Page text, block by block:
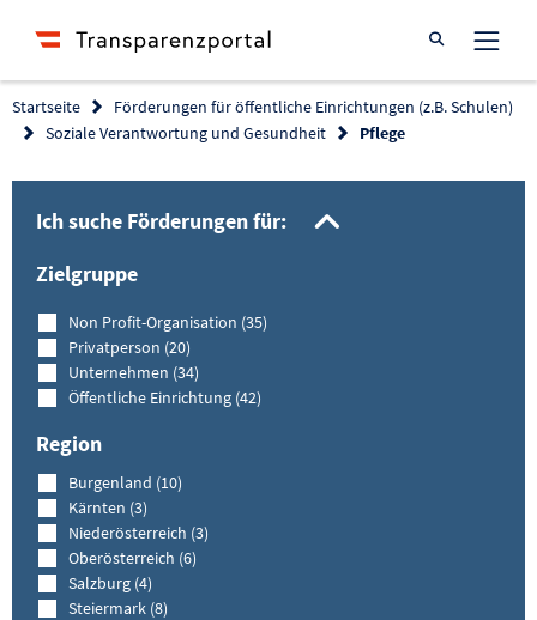
Suche öffnen
Startseite
Förderungen für öffentliche Einrichtungen (z.B. Schulen)
Soziale Verantwortung und Gesundheit
Pflege
Ich suche Förderungen für:
Zielgruppe
Non Profit-Organisation (35)
Privatperson (20)
Unternehmen (34)
Öffentliche Einrichtung (42)
Region
Burgenland (10)
Kärnten (3)
Niederösterreich (3)
Oberösterreich (6)
Salzburg (4)
Steiermark (8)